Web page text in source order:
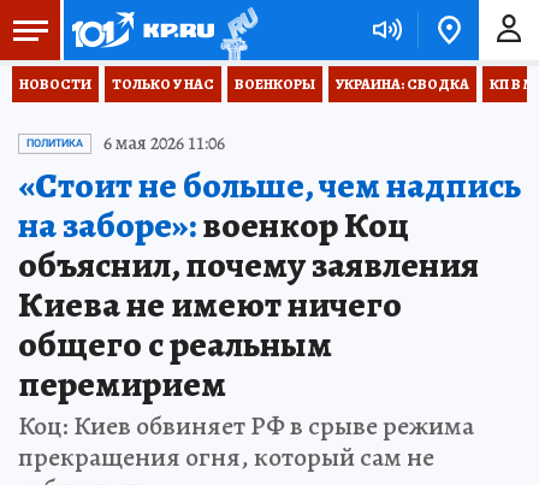
НОВОСТИ ТОЛЬКО У НАС ВОЕНКОРЫ УКРАИНА: СВОДКА КП В
ПОЛИТИКА 6 мая 2026 11:06
«Стоит не больше, чем надпись
на заборе»:военкор Коц
объяснил, почему заявления
Киева не имеют ничего
общего с реальным
перемирием
Коц: Киев обвиняет РФ в срыве режима
прекращения огня, который сам не